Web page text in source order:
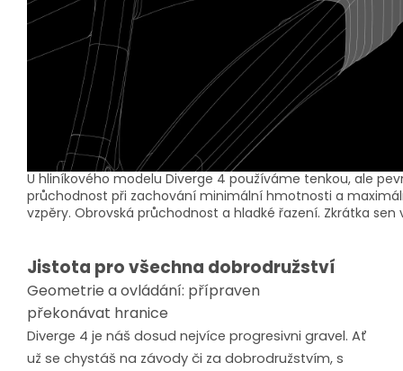
U hliníkového modelu Diverge 4 používáme tenkou, ale
průchodnost při zachování minimální hmotnosti a
vzpěry. Obrovská průchodnost a hladké řazení. Zkrátka
Jistota pro všechna dobrodružství
Geometrie a ovládání: přípraven
překonávat hranice
Diverge 4 je náš dosud nejvíce progresivni gravel. Ať
už se chystáš na závody či za dobrodružstvím, s